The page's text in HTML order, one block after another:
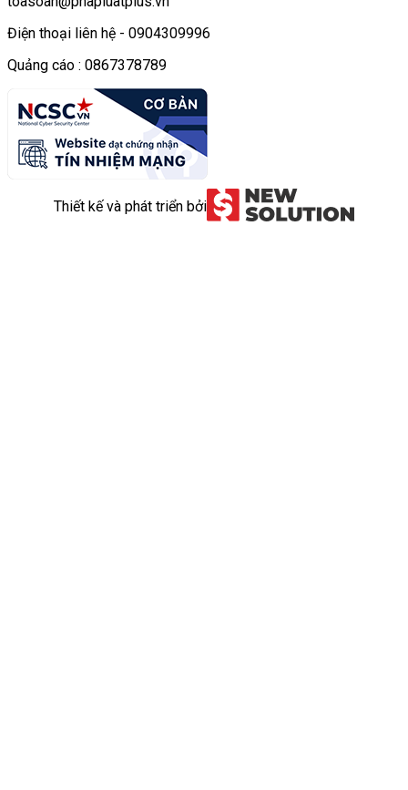
Điện thoại liên hệ - 0904309996
Quảng cáo : 0867378789
Thiết kế và phát triển bởi